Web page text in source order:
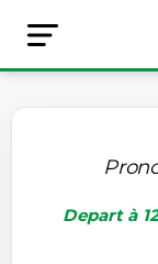
Depart à